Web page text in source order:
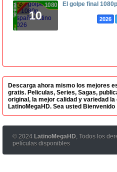
10
1080p El golpe final
2026
Descarga ahora mismo los mejores
gratis. Peliculas, Series, Sagas,
original, la mejor calidad y variedad
LatinoMegaHD. Sea usted Bienvenido
© 2024 LatinoMegaHD, Todos los
películas disponibles